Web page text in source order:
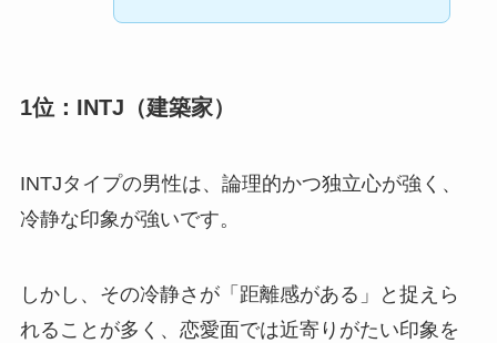
1位：INTJ（建築家）
INTJタイプの男性は、論理的かつ独立心が強く、
冷静な印象が強いです。
しかし、その冷静さが「距離感がある」と捉えら
れることが多く、恋愛面では近寄りがたい印象を